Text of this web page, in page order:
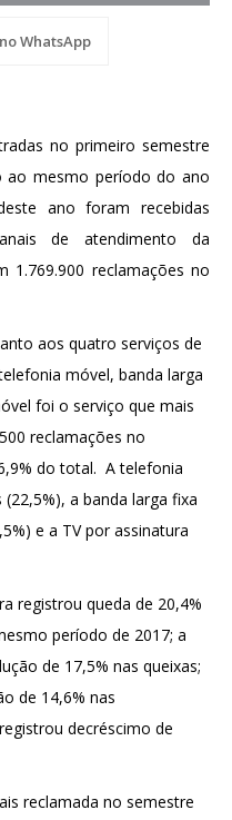
WhatsApp
no primeiro semestre
ao mesmo período do ano
ano foram recebidas
de atendimento da
reclamações no
aos quatro serviços de
móvel, banda larga
foi o serviço que mais
reclamações no
do total. A telefonia
a banda larga fixa
e a TV por assinatura
registrou queda de 20,4%
período de 2017; a
de 17,5% nas queixas;
de 14,6% nas
decréscimo de
reclamada no semestre